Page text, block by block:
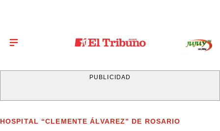
PUBLICIDAD
HOSPITAL “CLEMENTE ÁLVAREZ” DE ROSARIO